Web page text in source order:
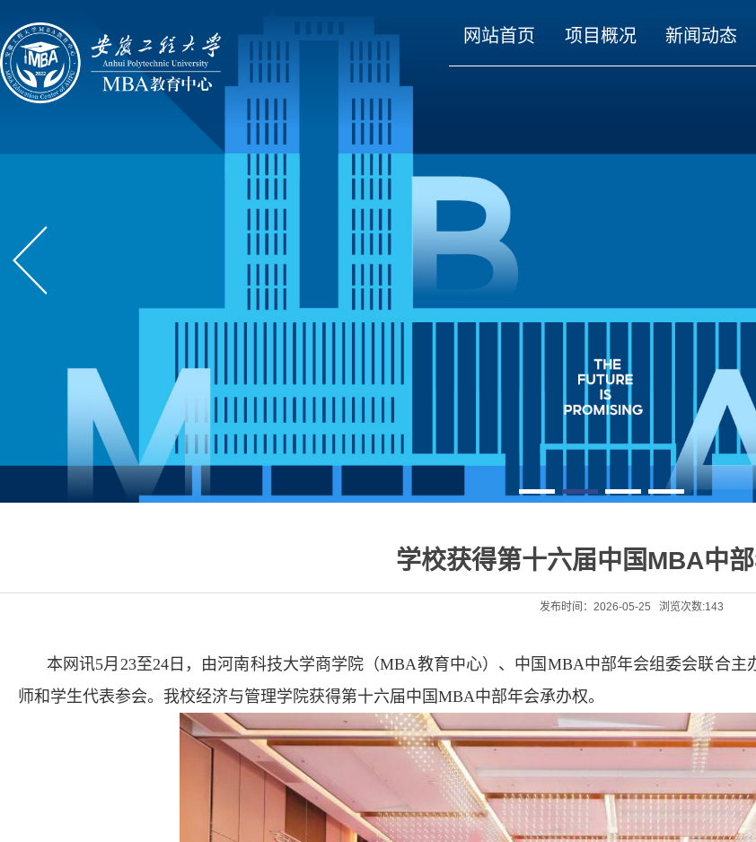
网站首页 项目概况 新闻动态
学校获得第十六届中国MBA中
发布时间：2026-05-25 浏览次数:143
本网讯5月23至24日，由河南科技大学商学院（MBA教育中心）、中国MBA中部年会组委会联合
师和学生代表参会。我校经济与管理学院获得第十六届中国MBA中部年会承办权。